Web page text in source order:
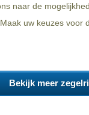
naar de
uw keuzes
Bekijk meer